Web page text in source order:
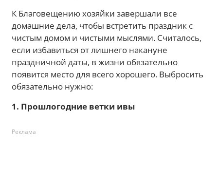
К Благовещению хозяйки завершали все
домашние дела, чтобы встретить праздник с
чистым домом и чистыми мыслями. Считалось,
если избавиться от лишнего накануне
праздничной даты, в жизни обязательно
появится место для всего хорошего. Выбросить
обязательно нужно:
1. Прошлогодние ветки ивы
Реклама